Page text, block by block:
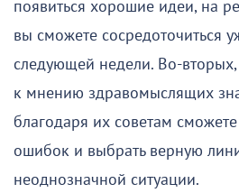
появиться хорошие идеи, на
вы сможете сосредоточиться
следующей недели. Во-вторых,
к мнению здравомыслящих
благодаря их советам
ошибок и выбрать верную
неоднозначной ситуации.